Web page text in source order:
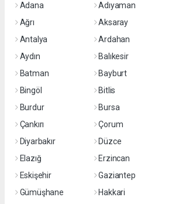
Adana Adıyaman
Ağrı
Aksaray
Antalya
Ardahan
Aydın
Balıkesir
Batman
Bayburt
Bingöl
Bitlis
Burdur
Bursa
Çankırı
Çorum
Diyarbakır
Düzce
Elazığ
Erzincan
Eskişehir
Gaziantep
Gümüşhane
Hakkari